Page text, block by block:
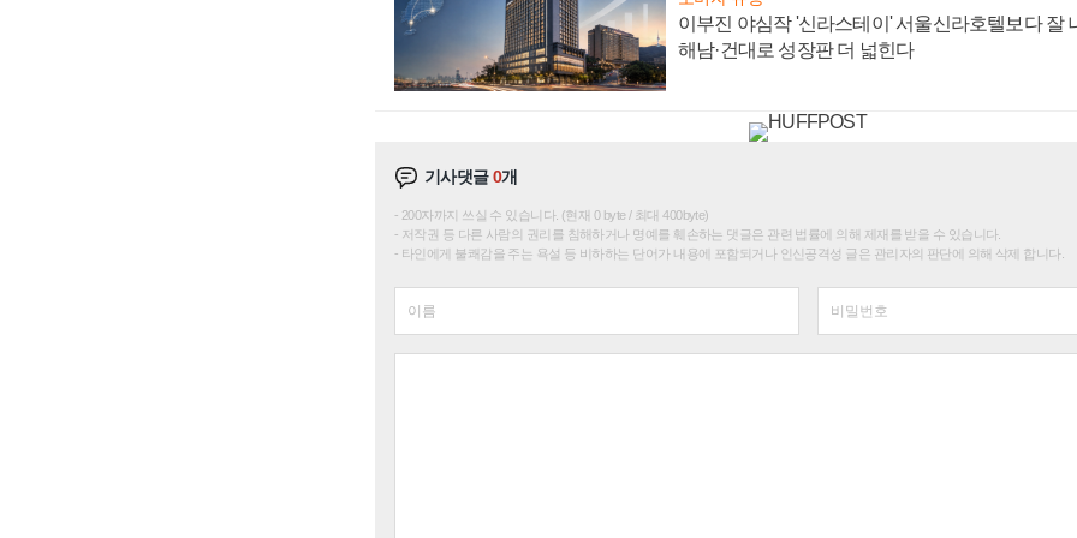
이부진 야심작 '신라스테이' 서울신라호텔보다 잘
해남·건대로 성장판 더 넓힌다
기사댓글0개
200자까지 쓰실 수 있습니다. (현재 0 byte / 최대 400byte)
저작권 등 다른 사람의 권리를 침해하거나 명예를 훼손하는 댓글은 관련 법률에 의해 제재를 받을 수 있습니다.
타인에게 불쾌감을 주는 욕설 등 비하하는 단어가 내용에 포함되거나 인신공격성 글은 관리자의 판단에 의해 삭제 합니다.